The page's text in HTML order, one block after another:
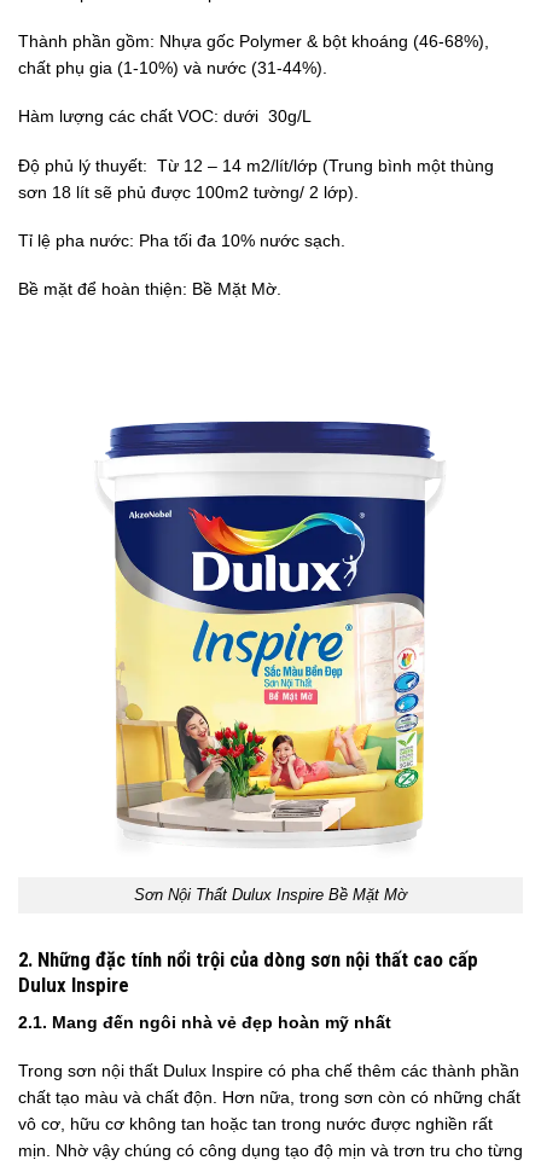
Thành phần gồm: Nhựa gốc Polymer & bột khoáng (46-68%),
chất phụ gia (1-10%) và nước (31-44%).
Hàm lượng các chất VOC: dưới 30g/L
Độ phủ lý thuyết: Từ 12 – 14 m2/lít/lớp (Trung bình một thùng
sơn 18 lít sẽ phủ được 100m2 tường/ 2 lớp).
Tỉ lệ pha nước: Pha tối đa 10% nước sạch.
Bề mặt để hoàn thiện: Bề Mặt Mờ.
Sơn Nội Thất Dulux Inspire Bề Mặt Mờ
2. Những đặc tính nổi trội của dòng sơn nội thất cao cấp
Dulux Inspire
2.1. Mang đến ngôi nhà vẻ đẹp hoàn mỹ nhất
Trong sơn nội thất Dulux Inspire có pha chế thêm các thành phần
chất tạo màu và chất độn. Hơn nữa, trong sơn còn có những chất
vô cơ, hữu cơ không tan hoặc tan trong nước được nghiền rất
mịn. Nhờ vậy chúng có công dụng tạo độ mịn và trơn tru cho từng